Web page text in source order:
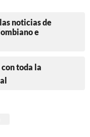
noticias de
e
toda la